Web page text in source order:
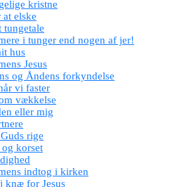
kristne
elske
tungetale
i tunger end nogen af jer!
hus
Jesus
og Åndens forkyndelse
vi faster
vækkelse
eller mig
rige
korset
indtog i kirken
knæ for Jesus